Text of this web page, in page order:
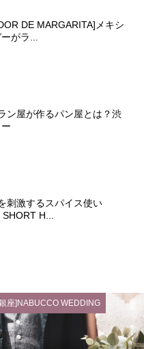
DE MARGARITA]メキシ
がラ...
ン屋が作るパン屋とは？渋
刺激するスパイス使い
H...
座]NABUCCO WEDDING